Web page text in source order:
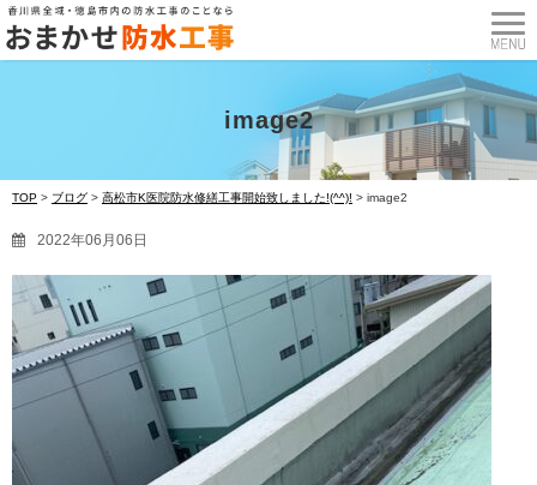
image2
TOP > ブログ > 高松市K医院防水修繕工事開始致しました!(^^)! > image2
2022年06月06日